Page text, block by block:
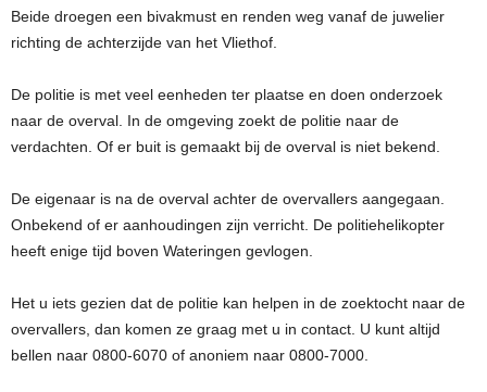
Beide droegen een bivakmust en renden weg vanaf de juwelier
richting de achterzijde van het Vliethof.
De politie is met veel eenheden ter plaatse en doen onderzoek
naar de overval. In de omgeving zoekt de politie naar de
verdachten. Of er buit is gemaakt bij de overval is niet bekend.
De eigenaar is na de overval achter de overvallers aangegaan.
Onbekend of er aanhoudingen zijn verricht. De politiehelikopter
heeft enige tijd boven Wateringen gevlogen.
Het u iets gezien dat de politie kan helpen in de zoektocht naar de
overvallers, dan komen ze graag met u in contact. U kunt altijd
bellen naar 0800-6070 of anoniem naar 0800-7000.